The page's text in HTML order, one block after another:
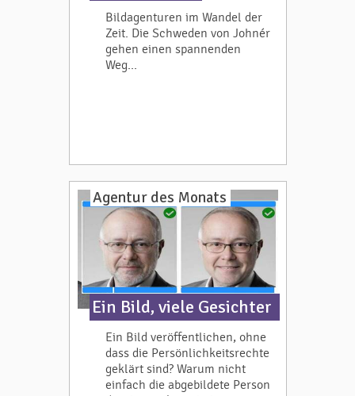
Bildagenturen im Wandel der
Zeit. Die Schweden von Johnér
gehen einen spannenden
Weg...
Agentur des Monats
Ein Bild, viele Gesichter
Ein Bild veröffentlichen, ohne
dass die Persönlichkeitsrechte
geklärt sind? Warum nicht
einfach die abgebildete Person